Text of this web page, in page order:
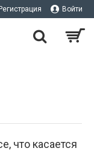
Регистрация Войти
что касается